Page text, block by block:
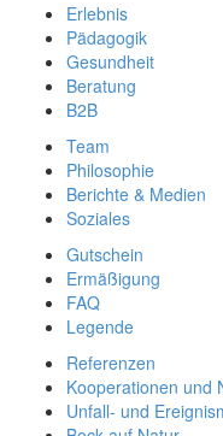
Erlebnis
Pädagogik
Gesundheit
Beratung
B2B
Team
Philosophie
Berichte & Medien
Soziales
Gutschein
Ermäßigung
FAQ
Legende
Referenzen
Kooperationen und
Unfall- und